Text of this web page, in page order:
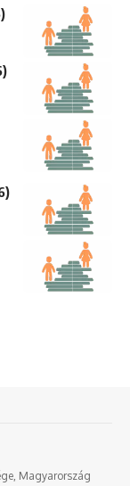
Magyarország